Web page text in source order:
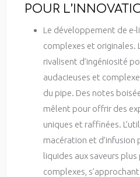
POUR
Le développement de e-
complexes et originales.
rivalisent d’ingéniosité
audacieuses et
du pipe. Des notes
mêlent pour offrir des
uniques et raffinées.
macération et d’infusion
liquides aux saveurs
complexes,